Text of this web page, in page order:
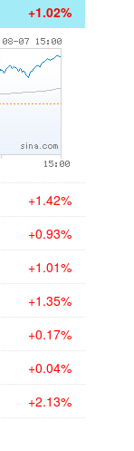
+1.02%
+1.42%
+0.93%
+1.01%
+1.35%
+0.17%
+0.04%
+2.13%